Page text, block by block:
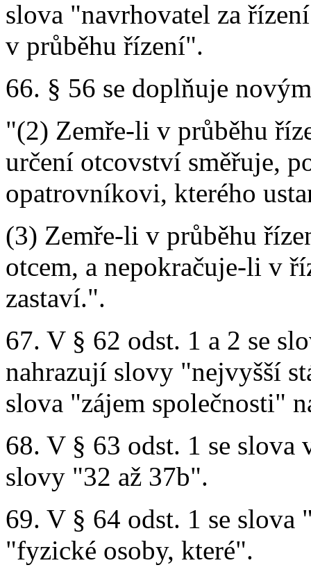
slova "navrhovatel za
v průběhu řízení".
66. § 56 se doplňuje
"(2) Zemře-li v průběhu
určení otcovství směřuje,
opatrovníkovi, kterého
(3) Zemře-li v průběhu
otcem, a nepokračuje-li v
zastaví.".
67. V § 62 odst. 1 a 2 se
nahrazují slovy "nejvyšší
slova "zájem společnosti"
68. V § 63 odst. 1 se slova
slovy "32 až 37b".
69. V § 64 odst. 1 se
"fyzické osoby, které".